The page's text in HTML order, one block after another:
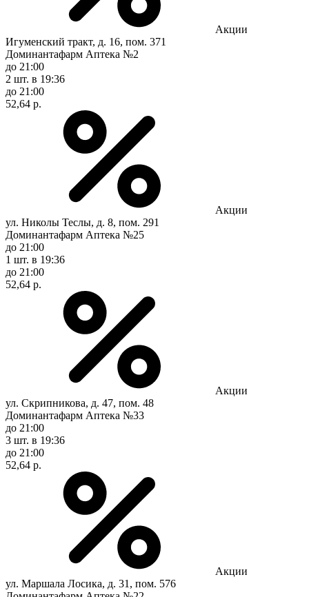
Акции
Игуменский тракт, д. 16, пом. 371
Доминантафарм Аптека №2
до 21:00
2 шт. в 19:36
до 21:00
52,64 р.
Акции
ул. Николы Теслы, д. 8, пом. 291
Доминантафарм Аптека №25
до 21:00
1 шт. в 19:36
до 21:00
52,64 р.
Акции
ул. Скрипникова, д. 47, пом. 48
Доминантафарм Аптека №33
до 21:00
3 шт. в 19:36
до 21:00
52,64 р.
Акции
ул. Маршала Лосика, д. 31, пом. 576